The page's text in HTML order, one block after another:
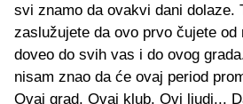
svi znamo da ovakvi dani dolaze.
zaslužujete da ovo prvo čujete od
doveo do svih vas i do ovog
nisam znao da će ovaj period
Ovaj grad. Ovaj klub. Ovi ljudi...